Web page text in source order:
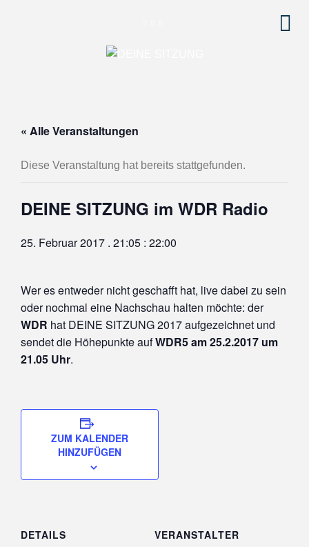
« Alle Veranstaltungen
Diese Veranstaltung hat bereits stattgefunden.
DEINE SITZUNG im WDR Radio
25. Februar 2017 . 21:05 : 22:00
Wer es entweder nicht geschafft hat, live dabei zu sein
oder nochmal eine Nachschau halten möchte: der
WDR hat DEINE SITZUNG 2017 aufgezeichnet und
sendet die Höhepunkte aufWDR5 am 25.2.2017 um
21.05 Uhr.
ZUM KALENDER
HINZUFÜGEN
DETAILS
VERANSTALTER